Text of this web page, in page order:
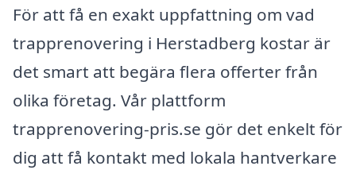
För att få en exakt uppfattning om vad
trapprenovering i Herstadberg kostar är
det smart att begära flera offerter från
olika företag. Vår plattform
trapprenovering-pris.se gör det enkelt för
dig att få kontakt med lokala hantverkare